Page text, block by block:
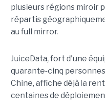
plusieurs régions miroir
répartis
au full mirror.
JuiceData, fort d'une
quarante-cinq
Chine, affiche déjà la
centaines de